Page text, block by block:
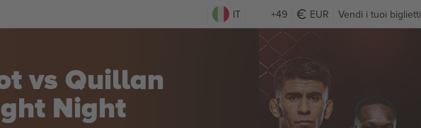
IT +49 EUR Vendi i tuoi biglietti
vs Quillan
Night